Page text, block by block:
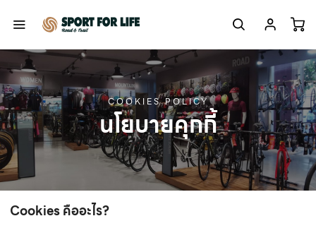
COOKIES POLICY
นโยบายคุกกี้
Cookies คืออะไร?